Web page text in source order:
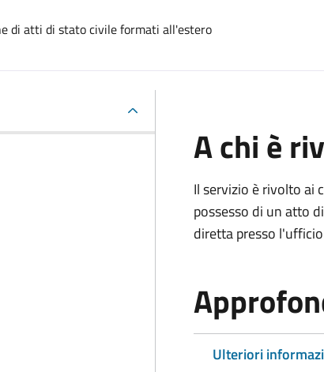
di atti di stato civile formati all'estero
A chi è
Il servizio è rivolto ai
possesso di un atto
diretta presso
Ulteriori